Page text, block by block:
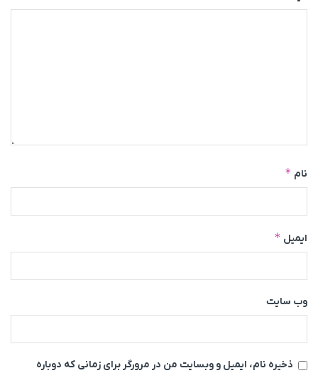
نام *
ایمیل *
وب‌ سایت
ذخیره نام، ایمیل و وبسایت من در مرورگر برای زمانی که دوباره